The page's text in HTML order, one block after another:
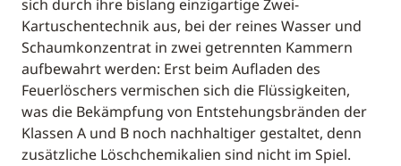
sich durch ihre bislang einzigartige Zwei-
Kartuschentechnik aus, bei der reines Wasser und
Schaumkonzentrat in zwei getrennten Kammern
aufbewahrt werden: Erst beim Aufladen des
Feuerlöschers vermischen sich die Flüssigkeiten,
was die Bekämpfung von Entstehungsbränden der
Klassen A und B noch nachhaltiger gestaltet, denn
zusätzliche Löschchemikalien sind nicht im Spiel.